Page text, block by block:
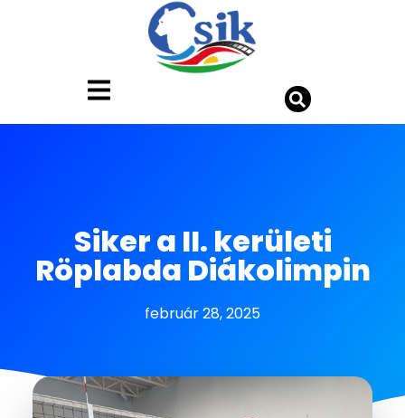
Siker a II. kerületi
Röplabda Diákolimpin
február 28, 2025